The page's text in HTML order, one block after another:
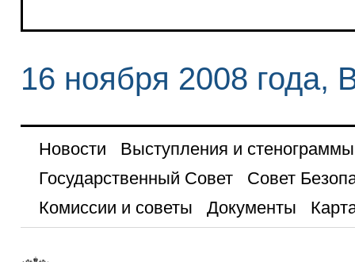
16 ноября 2008 года,
Новости
Выступления и стенограммы
Государственный Совет
Совет
Комиссии и советы
Документы